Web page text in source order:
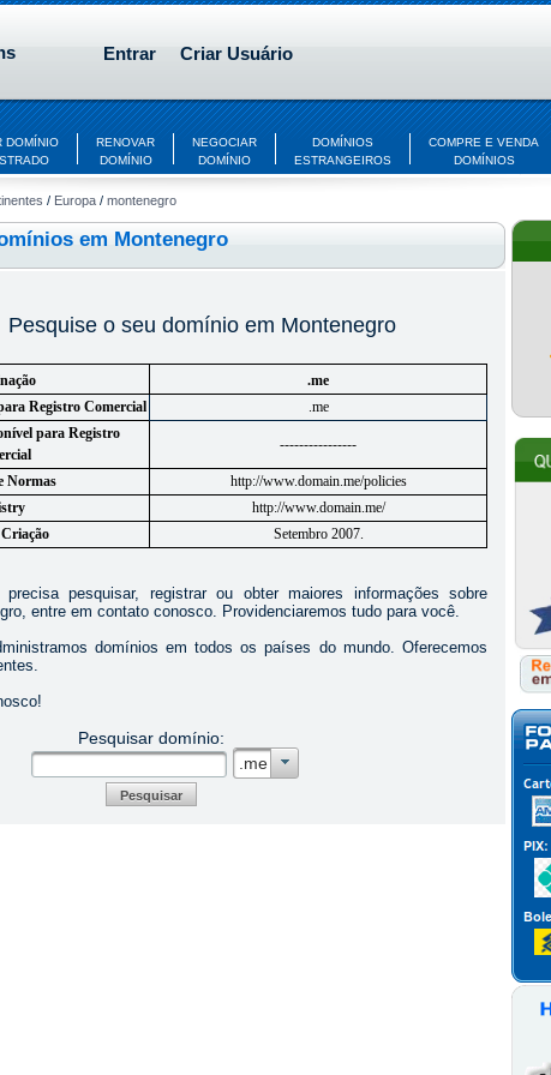
Entrar Criar Usuário
DOMÍNIO
RENOVAR
DOMÍNIO
NEGOCIAR
DOMÍNIO
DOMÍNIOS
ESTRANGEIROS
COMPRE E VENDA
DOMÍNIOS
/ Europa /montenegro
em Montenegro
Pesquise o seu domínio em Montenegro
.me
Registro Comercial
.me
para Registro
----------------
Normas
http://www.domain.me/policies
http://www.domain.me/
Setembro 2007.
pesquisar, registrar ou obter maiores informações sobre
entre em contato conosco. Providenciaremos tudo para você.
domínios em todos os países do mundo. Oferecemos
Pesquisar domínio:
.me
Pesquisar